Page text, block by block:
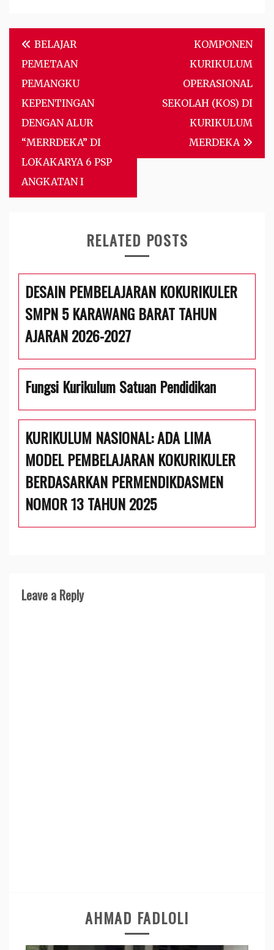
Post
navigation
BELAJAR
PEMETAAN
PEMANGKU
KEPENTINGAN
DENGAN ALUR
“MERRDEKA” DI
LOKAKARYA 6 PSP
ANGKATAN I
KOMPONEN
KURIKULUM
OPERASIONAL
SEKOLAH (KOS) DI
KURIKULUM
MERDEKA
RELATED POSTS
DESAIN PEMBELAJARAN KOKURIKULER
SMPN 5 KARAWANG BARAT TAHUN
AJARAN 2026-2027
Fungsi Kurikulum Satuan Pendidikan
KURIKULUM NASIONAL: ADA LIMA
MODEL PEMBELAJARAN KOKURIKULER
BERDASARKAN PERMENDIKDASMEN
NOMOR 13 TAHUN 2025
Leave a Reply
AHMAD FADLOLI